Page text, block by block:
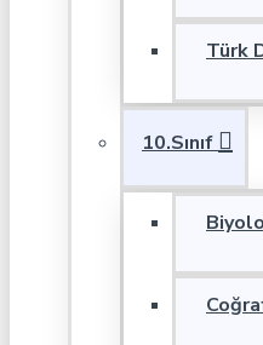
Türk
10.Sınıf